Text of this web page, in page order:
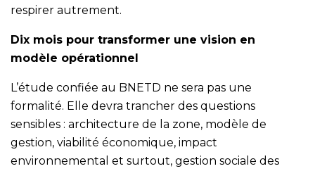
respirer autrement.
Dix mois pour transformer une vision en
modèle opérationnel
L’étude confiée au BNETD ne sera pas une
formalité. Elle devra trancher des questions
sensibles : architecture de la zone, modèle de
gestion, viabilité économique, impact
environnemental et surtout, gestion sociale des